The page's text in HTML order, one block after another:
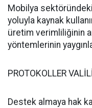
Mobilya
yoluyla kaynak
üretim verimliliğinin
yöntemlerinin
PROTOKOLLER
Destek almaya hak